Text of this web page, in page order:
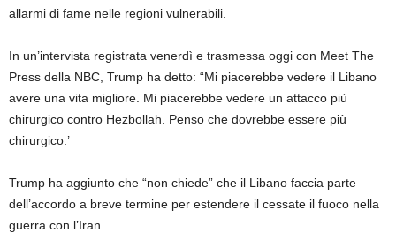
allarmi di fame nelle regioni vulnerabili.
In un’intervista registrata venerdì e trasmessa oggi con Meet The
Press della NBC, Trump ha detto: “Mi piacerebbe vedere il Libano
avere una vita migliore. Mi piacerebbe vedere un attacco più
chirurgico contro Hezbollah. Penso che dovrebbe essere più
chirurgico.’
Trump ha aggiunto che “non chiede” che il Libano faccia parte
dell’accordo a breve termine per estendere il cessate il fuoco nella
guerra con l’Iran.